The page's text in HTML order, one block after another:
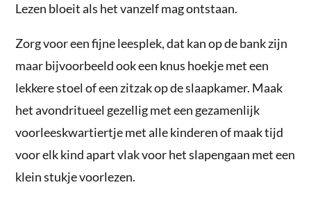
Lezen bloeit als het vanzelf mag ontstaan.
Zorg voor een fijne leesplek, dat kan op de bank zijn
maar bijvoorbeeld ook een knus hoekje met een
lekkere stoel of een zitzak op de slaapkamer. Maak
het avondritueel gezellig met een gezamenlijk
voorleeskwartiertje met alle kinderen of maak tijd
voor elk kind apart vlak voor het slapengaan met een
klein stukje voorlezen.